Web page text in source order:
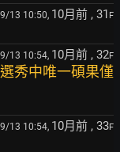
13 10:50, 10月前 , 31 F
13 10:54, 10月前 , 32F
秀中唯一碩果僅
13 10:54, 10月前 , 33F